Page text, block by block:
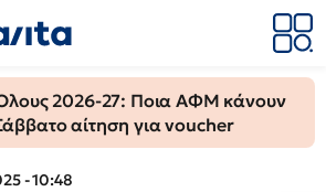
2026-27: Ποια ΑΦΜ κάνουν
αίτηση για voucher
- 10:48